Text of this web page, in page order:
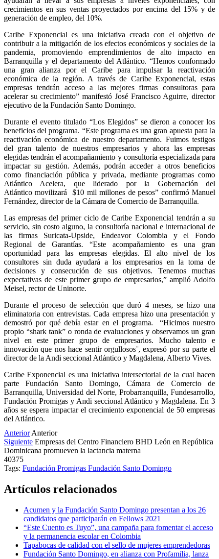
crecimientos en sus ventas proyectados por encima del 15% y de
generación de empleo, del 10%.
Caribe Exponencial es una iniciativa creada con el objetivo de
contribuir a la mitigación de los efectos económicos y sociales de la
pandemia, promoviendo emprendimientos de alto impacto en
Barranquilla y el departamento del Atlántico. “Hemos conformado
una gran alianza por el Caribe para impulsar la reactivación
económica de la región. A través de Caribe Exponencial, estas
empresas tendrán acceso a las mejores firmas consultoras para
acelerar su crecimiento” manifestó José Francisco Aguirre, director
ejecutivo de la Fundación Santo Domingo.
Durante el evento titulado “Los Elegidos” se dieron a conocer los
beneficios del programa. “Este programa es una gran apuesta para la
reactivación económica de nuestro departamento. Fuimos testigos
del gran talento de nuestros empresarios y ahora las empresas
elegidas tendrán el acompañamiento y consultoría especializada para
impactar su gestión. Además, podrán acceder a otros beneficios
como financiación pública y privada, mediante programas como
Atlántico Acelera, que liderado por la Gobernación del
Atlántico movilizará $10 mil millones de pesos” confirmó Manuel
Fernández, director de la Cámara de Comercio de Barranquilla.
Las empresas del primer ciclo de Caribe Exponencial tendrán a su
servicio, sin costo alguno, la consultoría nacional e internacional de
las firmas Suricata-Upside, Endeavor Colombia y el Fondo
Regional de Garantías. “Este acompañamiento es una gran
oportunidad para las empresas elegidas. El alto nivel de los
consultores sin duda ayudará a los empresarios en la toma de
decisiones y consecución de sus objetivos. Tenemos muchas
expectativas de este primer grupo de empresarios,” amplió Adolfo
Meisel, rector de Uninorte.
Durante el proceso de selección que duró 4 meses, se hizo una
eliminatoria con entrevistas. Cada empresa hizo una presentación y
demostró por qué debía estar en el programa. “Hicimos nuestro
propio “shark tank” o ronda de evaluaciones y observamos un gran
nivel en este primer grupo de empresarios. Mucho talento e
innovación que nos hace sentir orgullosos¨, expresó por su parte el
director de la Andi seccional Atlántico y Magdalena, Alberto Vives.
Caribe Exponencial es una iniciativa intersectorial de la cual hacen
parte Fundación Santo Domingo, Cámara de Comercio de
Barranquilla, Universidad del Norte, Probarranquilla, Fundesarrollo,
Fundación Promigas y Andi seccional Atlántico y Magdalena. En 3
años se espera impactar el crecimiento exponencial de 50 empresas
del Atlántico.
Anterior Anterior
Siguiente Empresas del Centro Financiero BHD León en República
Dominicana promueven la lactancia materna
40375
Tags: Fundación Promigas Fundación Santo Domingo
Artículos relacionados
Acumen y la Fundación Santo Domingo presentan a los 26
candidatos que participarán en Fellows 2021
“Este Cuento es Tuyo”, una campaña para fomentar el acceso
y la permanencia escolar en Colombia
Tapabocas de calidad con el sello de mujeres emprendedoras
Fundación Santo Domingo, en alianza con Profamilia, lanza